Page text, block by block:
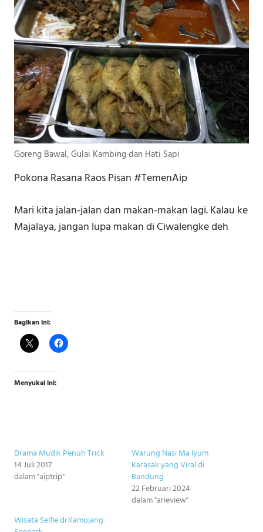
Goreng Bawal, Gulai Kambing dan Hati Sapi
Pokona Rasana Raos Pisan #TemenAip
Mari kita jalan-jalan dan makan-makan lagi. Kalau ke
Majalaya, jangan lupa makan di Ciwalengke deh
Bagikan ini:
Menyukai ini:
Drama Mudik Penuh Trick
14 Juli 2017
dalam "aiptrip"
Warung Nasi Ma Iyum
Karasak yang Viral di
Bandung
22 Februari 2024
dalam "arieview"
Wisata Selfie di Kamojang